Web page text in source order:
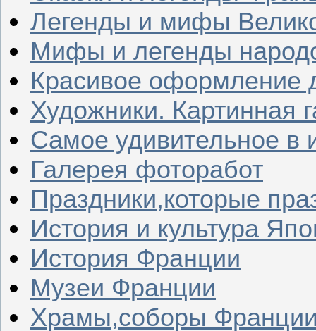
Легенды и мифы
Мифы и легенды
Красивое оформление
Художники. Картинная
Самое удивительное в
Галерея фоторабот
Праздники,которые
История и культура
История Франции
Музеи Франции
Храмы,соборы